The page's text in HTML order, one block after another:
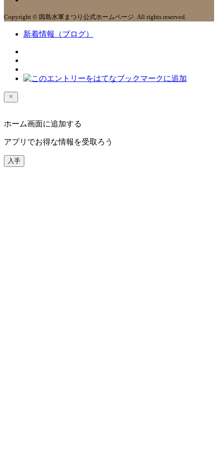
Copyright © 因島水軍まつり公式ホームページ. All rights reserved.
新着情報（ブログ）
ホーム画面に追加する
アプリでお得な情報を受取ろう
入手